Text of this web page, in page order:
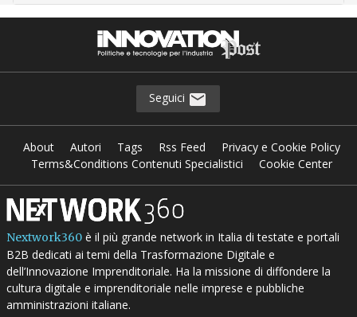
Seguici
About Autori Tags Rss Feed
Privacy e Cookie Policy
Terms&Conditions Contenuti Specialistici
Cookie Center
Nextwork360è il più grande network in Italia di testate e portali
B2B dedicati ai temi della Trasformazione Digitale e
dell’Innovazione Imprenditoriale. Ha la missione di diffondere la
cultura digitale e imprenditoriale nelle imprese e pubbliche
amministrazioni italiane.